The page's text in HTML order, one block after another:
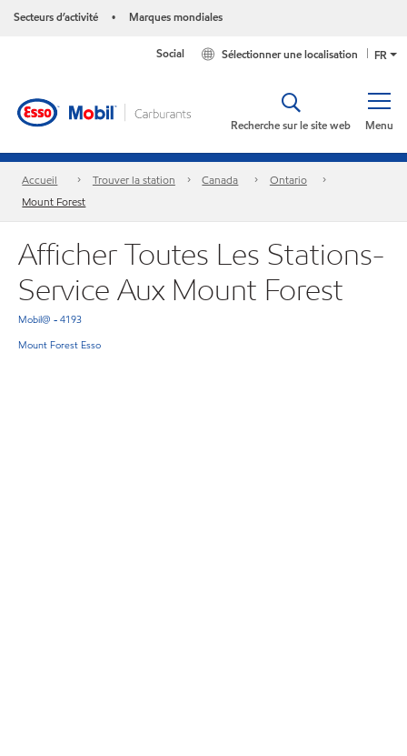
Secteurs d’activité • Marques mondiales
FR
Sélectionner une localisation
Social
Menu
Recherche sur le site web
Accueil Trouver la station Canada
Ontario
Mount Forest
Afficher Toutes Les Stations-
Service Aux Mount Forest
Mobil@ - 4193
Mount Forest Esso